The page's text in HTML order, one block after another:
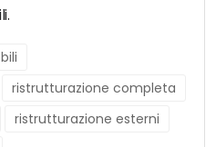
ristrutturazione completa
ristrutturazione esterni